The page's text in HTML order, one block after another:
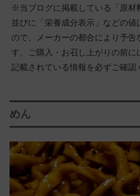
※当ブログに掲載している「原材
並びに「栄養成分表示」などの
ので、メーカーの都合により予告
す。ご購入・お召し上がりの前
記載されている情報を必ずご確認
めん